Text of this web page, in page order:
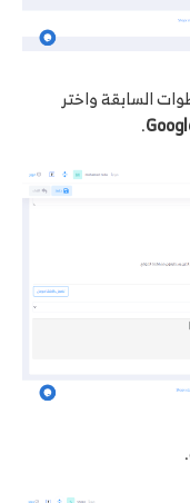
السابقة واختر
.
.